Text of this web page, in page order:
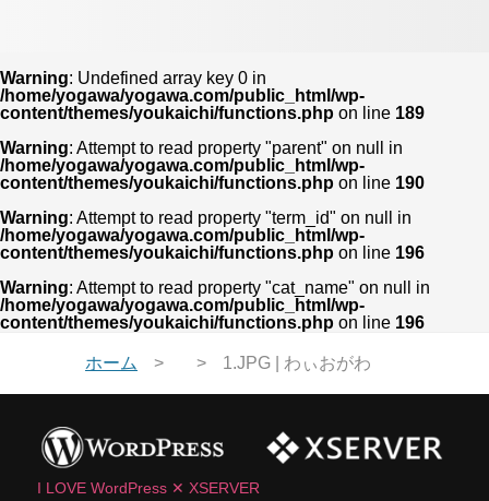
Warning: Undefined array key 0 in
/home/yogawa/yogawa.com/public_html/wp-
content/themes/youkaichi/functions.php on line 189
Warning: Attempt to read property "parent" on null in
/home/yogawa/yogawa.com/public_html/wp-
content/themes/youkaichi/functions.php on line 190
Warning: Attempt to read property "term_id" on null in
/home/yogawa/yogawa.com/public_html/wp-
content/themes/youkaichi/functions.php on line 196
Warning: Attempt to read property "cat_name" on null in
/home/yogawa/yogawa.com/public_html/wp-
content/themes/youkaichi/functions.php on line 196
ホーム 1.JPG | わぃおがわ
I LOVE WordPress ✕ XSERVER